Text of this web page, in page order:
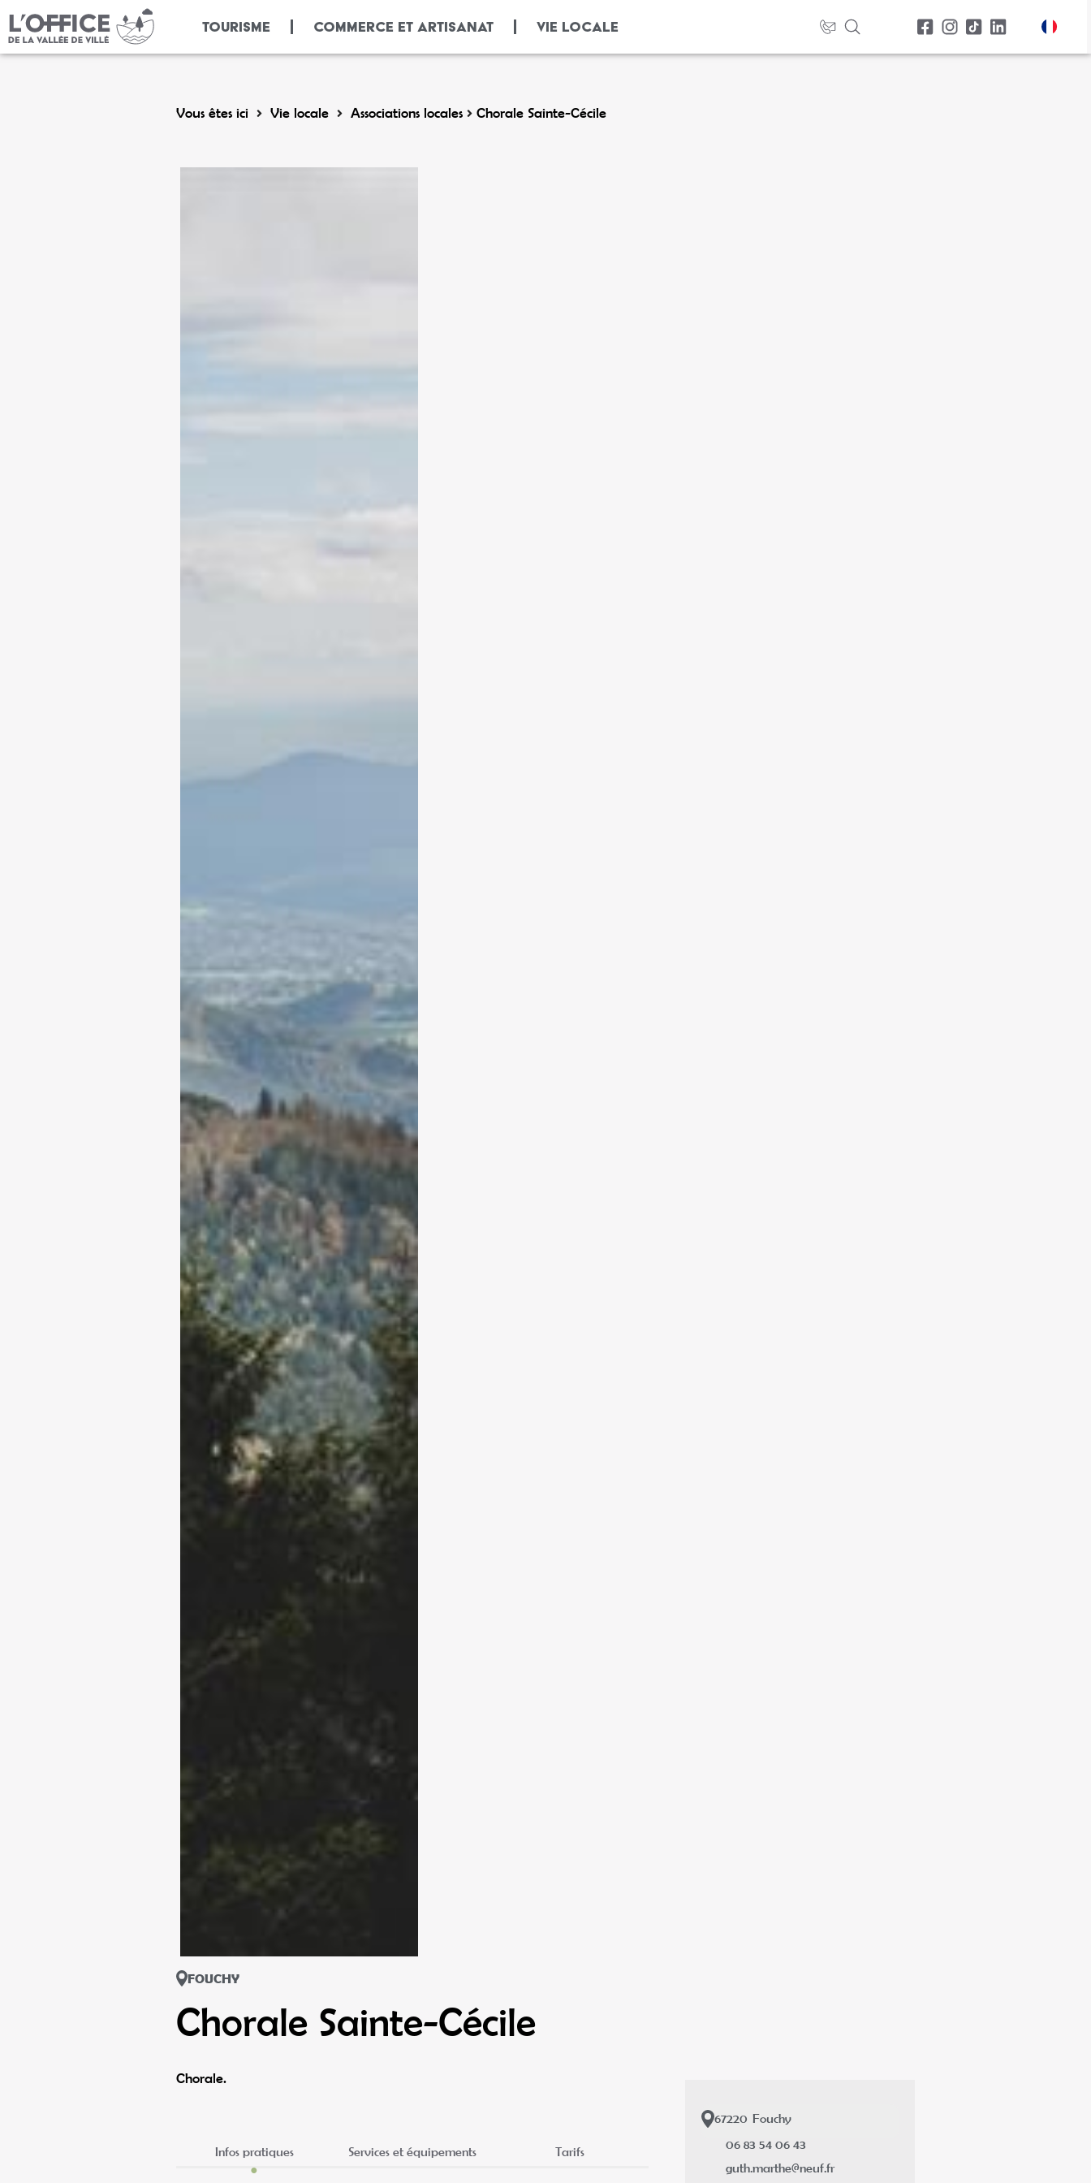
TOURISME COMMERCE ET ARTISANAT VIE LOCALE
Vous êtes ici Vie locale Associations locales Chorale Sainte-Cécile
FOUCHY
Chorale Sainte-Cécile
Chorale.
Infos pratiques Services et équipements Tarifs
67220 Fouchy
06 83 54 06 43
guth.marthe@neuf.fr
Panneau de gestion des cookies